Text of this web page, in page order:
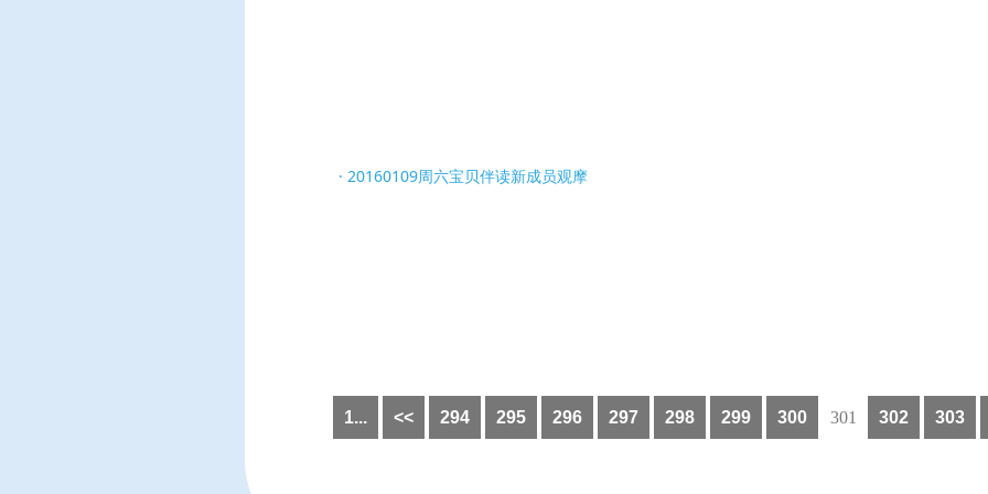
20160109周六宝贝伴读新成员观摩
1... << 294 295 296 297 298 299 300 301 302 303